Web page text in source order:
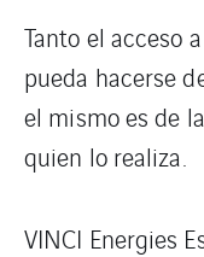
Tanto el acceso
pueda hacerse
el mismo es de
quien lo realiza.
VINCI Energies